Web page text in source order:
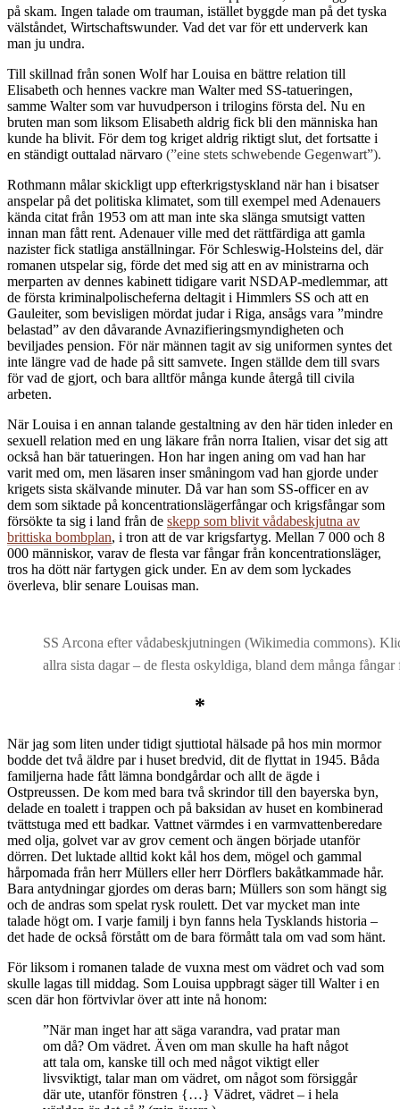
på skam. Ingen talade om trauman, istället byggde man på det tyska
välståndet, Wirtschaftswunder. Vad det var för ett underverk kan
man ju undra.
Till skillnad från sonen Wolf har Louisa en bättre relation till
Elisabeth och hennes vackre man Walter med SS-tatueringen,
samme Walter som var huvudperson i trilogins första del. Nu en
bruten man som liksom Elisabeth aldrig fick bli den människa han
kunde ha blivit. För dem tog kriget aldrig riktigt slut, det fortsatte i
en ständigt outtalad närvaro (”eine stets schwebende Gegenwart”).
Rothmann målar skickligt upp efterkrigstyskland när han i bisatser
anspelar på det politiska klimatet, som till exempel med Adenauers
kända citat från 1953 om att man inte ska slänga smutsigt vatten
innan man fått rent. Adenauer ville med det rättfärdiga att gamla
nazister fick statliga anställningar. För Schleswig-Holsteins del, där
romanen utspelar sig, förde det med sig att en av ministrarna och
merparten av dennes kabinett tidigare varit NSDAP-medlemmar, att
de första kriminalpolischeferna deltagit i Himmlers SS och att en
Gauleiter, som bevisligen mördat judar i Riga, ansågs vara ”mindre
belastad” av den dåvarande Avnazifieringsmyndigheten och
beviljades pension. För när männen tagit av sig uniformen syntes det
inte längre vad de hade på sitt samvete. Ingen ställde dem till svars
för vad de gjort, och bara alltför många kunde återgå till civila
arbeten.
När Louisa i en annan talande gestaltning av den här tiden inleder en
sexuell relation med en ung läkare från norra Italien, visar det sig att
också han bär tatueringen. Hon har ingen aning om vad han har
varit med om, men läsaren inser småningom vad han gjorde under
krigets sista skälvande minuter. Då var han som SS-officer en av
dem som siktade på koncentrationslägerfångar och krigsfångar som
försökte ta sig i land från de skepp som blivit vådabeskjutna av
brittiska bombplan, i tron att de var krigsfartyg. Mellan 7 000 och 8
000 människor, varav de flesta var fångar från koncentrationsläger,
tros ha dött när fartygen gick under. En av dem som lyckades
överleva, blir senare Louisas man.
SS Arcona efter vådabeskjutningen (Wikimedia commons).
allra sista dagar – de flesta oskyldiga, bland dem många
*
När jag som liten under tidigt sjuttiotal hälsade på hos min mormor
bodde det två äldre par i huset bredvid, dit de flyttat in 1945. Båda
familjerna hade fått lämna bondgårdar och allt de ägde i
Ostpreussen. De kom med bara två skrindor till den bayerska byn,
delade en toalett i trappen och på baksidan av huset en kombinerad
tvättstuga med ett badkar. Vattnet värmdes i en varmvattenberedare
med olja, golvet var av grov cement och ängen började utanför
dörren. Det luktade alltid kokt kål hos dem, mögel och gammal
hårpomada från herr Müllers eller herr Dörflers bakåtkammade hår.
Bara antydningar gjordes om deras barn; Müllers son som hängt sig
och de andras som spelat rysk roulett. Det var mycket man inte
talade högt om. I varje familj i byn fanns hela Tysklands historia –
det hade de också förstått om de bara förmått tala om vad som hänt.
För liksom i romanen talade de vuxna mest om vädret och vad som
skulle lagas till middag. Som Louisa uppbragt säger till Walter i en
scen där hon förtvivlar över att inte nå honom:
”När man inget har att säga varandra, vad pratar man
om då? Om vädret. Även om man skulle ha haft något
att tala om, kanske till och med något viktigt eller
livsviktigt, talar man om vädret, om något som försiggår
där ute, utanför fönstren {…} Vädret, vädret – i hela